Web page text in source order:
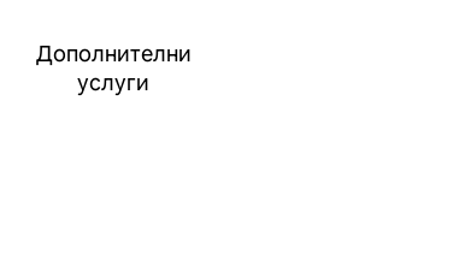
Дополнителни
услуги